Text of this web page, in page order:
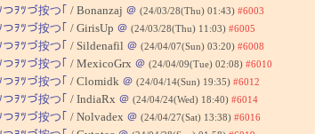
ｦﾂづ按つ｢ / Bonanzaj ＠ (24/03/28(Thu) 01:43) #6003
ｦﾂづ按つ｢ / GirisUp ＠ (24/03/28(Thu) 11:03) #6005
ｦﾂづ按つ｢ / Sildenafil ＠ (24/04/07(Sun) 03:20) #6008
ｦﾂづ按つ｢ / MexicoGrx ＠ (24/04/09(Tue) 02:08) #6010
ｦﾂづ按つ｢ / Clomidk ＠ (24/04/14(Sun) 19:35) #6012
ｦﾂづ按つ｢ / IndiaRx ＠ (24/04/24(Wed) 18:40) #6014
ｦﾂづ按つ｢ / Nolvadex ＠ (24/04/27(Sat) 13:38) #6016